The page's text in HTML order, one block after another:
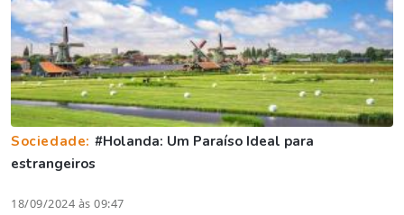
Sociedade: #Holanda: Um Paraíso Ideal para
estrangeiros
18/09/2024 às 09:47